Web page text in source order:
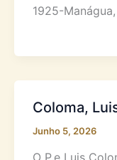
1925-
Coloma,
Junho 5, 2026